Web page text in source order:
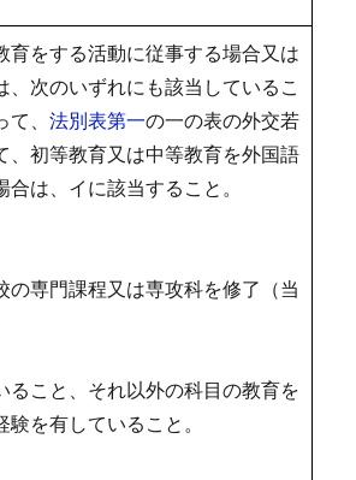
をする活動に従事する場合又は
次のいずれにも該当しているこ
、 法別表第一の一の表の外交若
、初等教育又は中等教育を外国語
は、イに該当すること。
専門課程又は専攻科を修了（当
こと、それ以外の科目の教育を
を有していること。